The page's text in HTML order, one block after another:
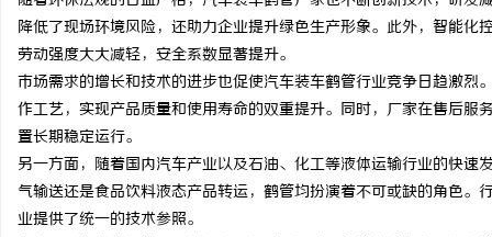
降低了现场环境风险，还助力企业提升绿色生产形象。此外，智能
劳动强度大大减轻，安全系数显著提升。
市场需求的增长和技术的进步也促使汽车装车鹤管行业竞争日趋激
作工艺，实现产品质量和使用寿命的双重提升。同时，厂家在售后
置长期稳定运行。
另一方面，随着国内汽车产业以及石油、化工等液体运输行业的快
气输送还是食品饮料液态产品转运，鹤管均扮演着不可或缺的角色
业提供了统一的技术参照。